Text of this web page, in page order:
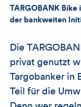
dieses
TARGOBANK Bike
der bankweiten
Die
privat genutzt
Targobanker in
Teil für die